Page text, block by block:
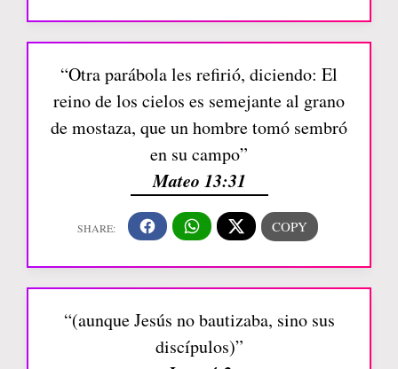
“Otra parábola les refirió, diciendo: El
reino de los cielos es semejante al grano
de mostaza, que un hombre tomó sembró
en su campo”
Mateo 13:31
“(aunque Jesús no bautizaba, sino sus
discípulos)”